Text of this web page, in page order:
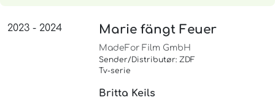
2023 - 2024 Marie fängt Feuer
MadeFor Film GmbH
Sender/Distributør: ZDF
Tv-serie
Britta Keils